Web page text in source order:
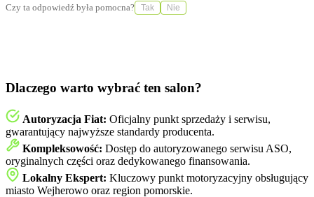
Czy ta odpowiedź była pomocna? Tak Nie
Dlaczego warto wybrać ten salon?
Autoryzacja Fiat: Oficjalny punkt sprzedaży i serwisu,
gwarantujący najwyższe standardy producenta.
Kompleksowość: Dostęp do autoryzowanego serwisu ASO,
oryginalnych części oraz dedykowanego finansowania.
Lokalny Ekspert: Kluczowy punkt motoryzacyjny obsługujący
miasto Wejherowo oraz region pomorskie.